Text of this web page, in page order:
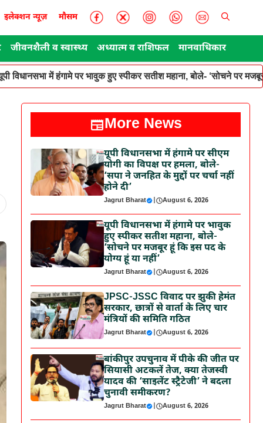
इलेक्शन न्यूज़ मौसम
जीवनशैली व स्वास्थ्य अध्यात्म व राशिफल मानवाधिकार
विधानसभा में हंगामे पर भावुक हुए स्पीकर सतीश महाना, बोले- ‘सोचने पर
More News
यूपी विधानसभा में हंगामे पर सीएम
योगी का विपक्ष पर हमला, बोले-
‘सपा ने जनहित के मुद्दों पर चर्चा नहीं
होने दी’
Jagrut Bharat | August 6, 2026
यूपी विधानसभा में हंगामे पर भावुक
हुए स्पीकर सतीश महाना, बोले-
‘सोचने पर मजबूर हूं कि इस पद के
योग्य हूं या नहीं’
Jagrut Bharat | August 6, 2026
JPSC-JSSC विवाद पर झुकी हेमंत
सरकार, छात्रों से वार्ता के लिए चार
मंत्रियों की समिति गठित
Jagrut Bharat | August 6, 2026
बांकीपुर उपचुनाव में पीके की जीत पर
सियासी अटकलें तेज, क्या तेजस्वी
यादव की ‘साइलेंट स्ट्रैटेजी’ ने बदला
चुनावी समीकरण?
Jagrut Bharat | August 6, 2026